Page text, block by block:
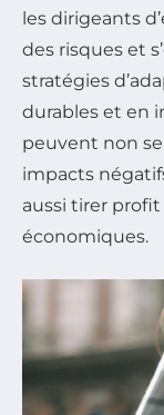
les dirigeants
des risques et
stratégies
durables et en
peuvent non
impacts
aussi tirer
économiques.